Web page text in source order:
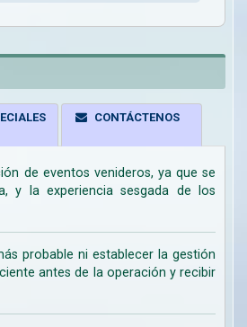
CONTÁCTENOS
de eventos venideros, ya que se
y la experiencia sesgada de los
probable ni establecer la gestión
antes de la operación y recibir